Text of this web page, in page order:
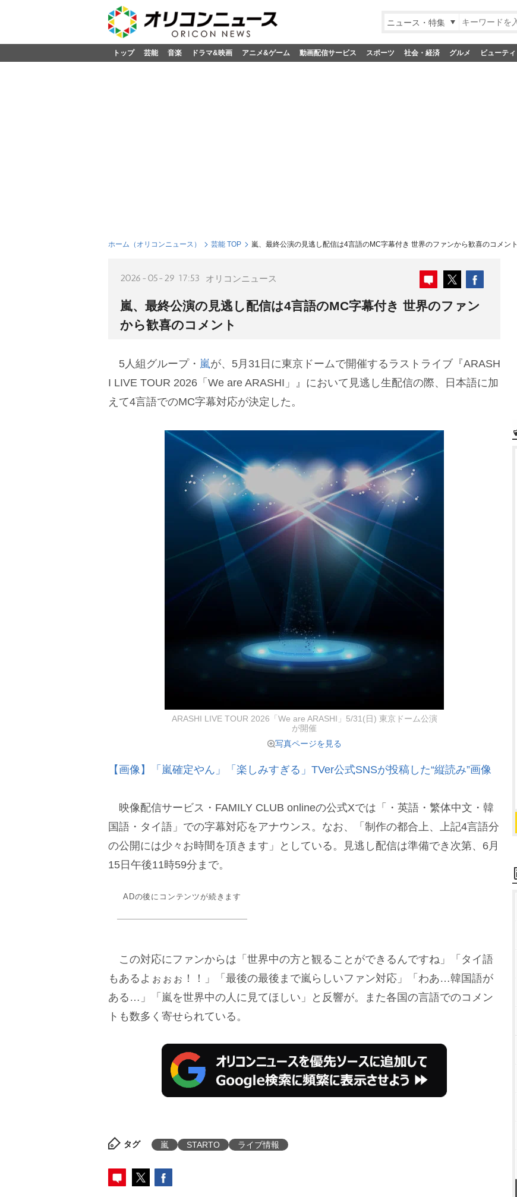
ニュース・特集
トップ 芸能 音楽 ドラマ&映画 アニメ&ゲーム 動画配信サービス スポーツ 社会・経済 グルメ ビューティ
ホーム（オリコンニュース） 芸能 TOP 嵐、最終公演の見逃し配信は4言語のMC字幕付き 世界のファンから歓喜のコメント
2026-05-29 17:53 オリコンニュース
嵐、最終公演の見逃し配信は4言語のMC字幕付き 世界のファン
から歓喜のコメント
5人組グループ・ 嵐が、5月31日に東京ドームで開催するラストライブ『ARASH
I LIVE TOUR 2026「We are ARASHI」』において見逃し生配信の際、日本語に加
えて4言語でのMC字幕対応が決定した。
ARASHI LIVE TOUR 2026「We are ARASHI」5/31(日) 東京ドーム公演
が開催
写真ページを見る
【画像】「嵐確定やん」「楽しみすぎる」TVer公式SNSが投稿した“縦読み”画像
映像配信サービス・FAMILY CLUB onlineの公式Xでは「・英語・繁体中文・韓
国語・タイ語」での字幕対応をアナウンス。なお、「制作の都合上、上記4言語分
の公開には少々お時間を頂きます」としている。見逃し配信は準備でき次第、6月
15日午後11時59分まで。
ADの後にコンテンツが続きます
この対応にファンからは「世界中の方と観ることができるんですね」「タイ語
もあるよぉぉぉ！！」「最後の最後まで嵐らしいファン対応」「わあ…韓国語が
ある…」「嵐を世界中の人に見てほしい」と反響が。また各国の言語でのコメン
トも数多く寄せられている。
タグ 嵐 STARTO ライブ情報